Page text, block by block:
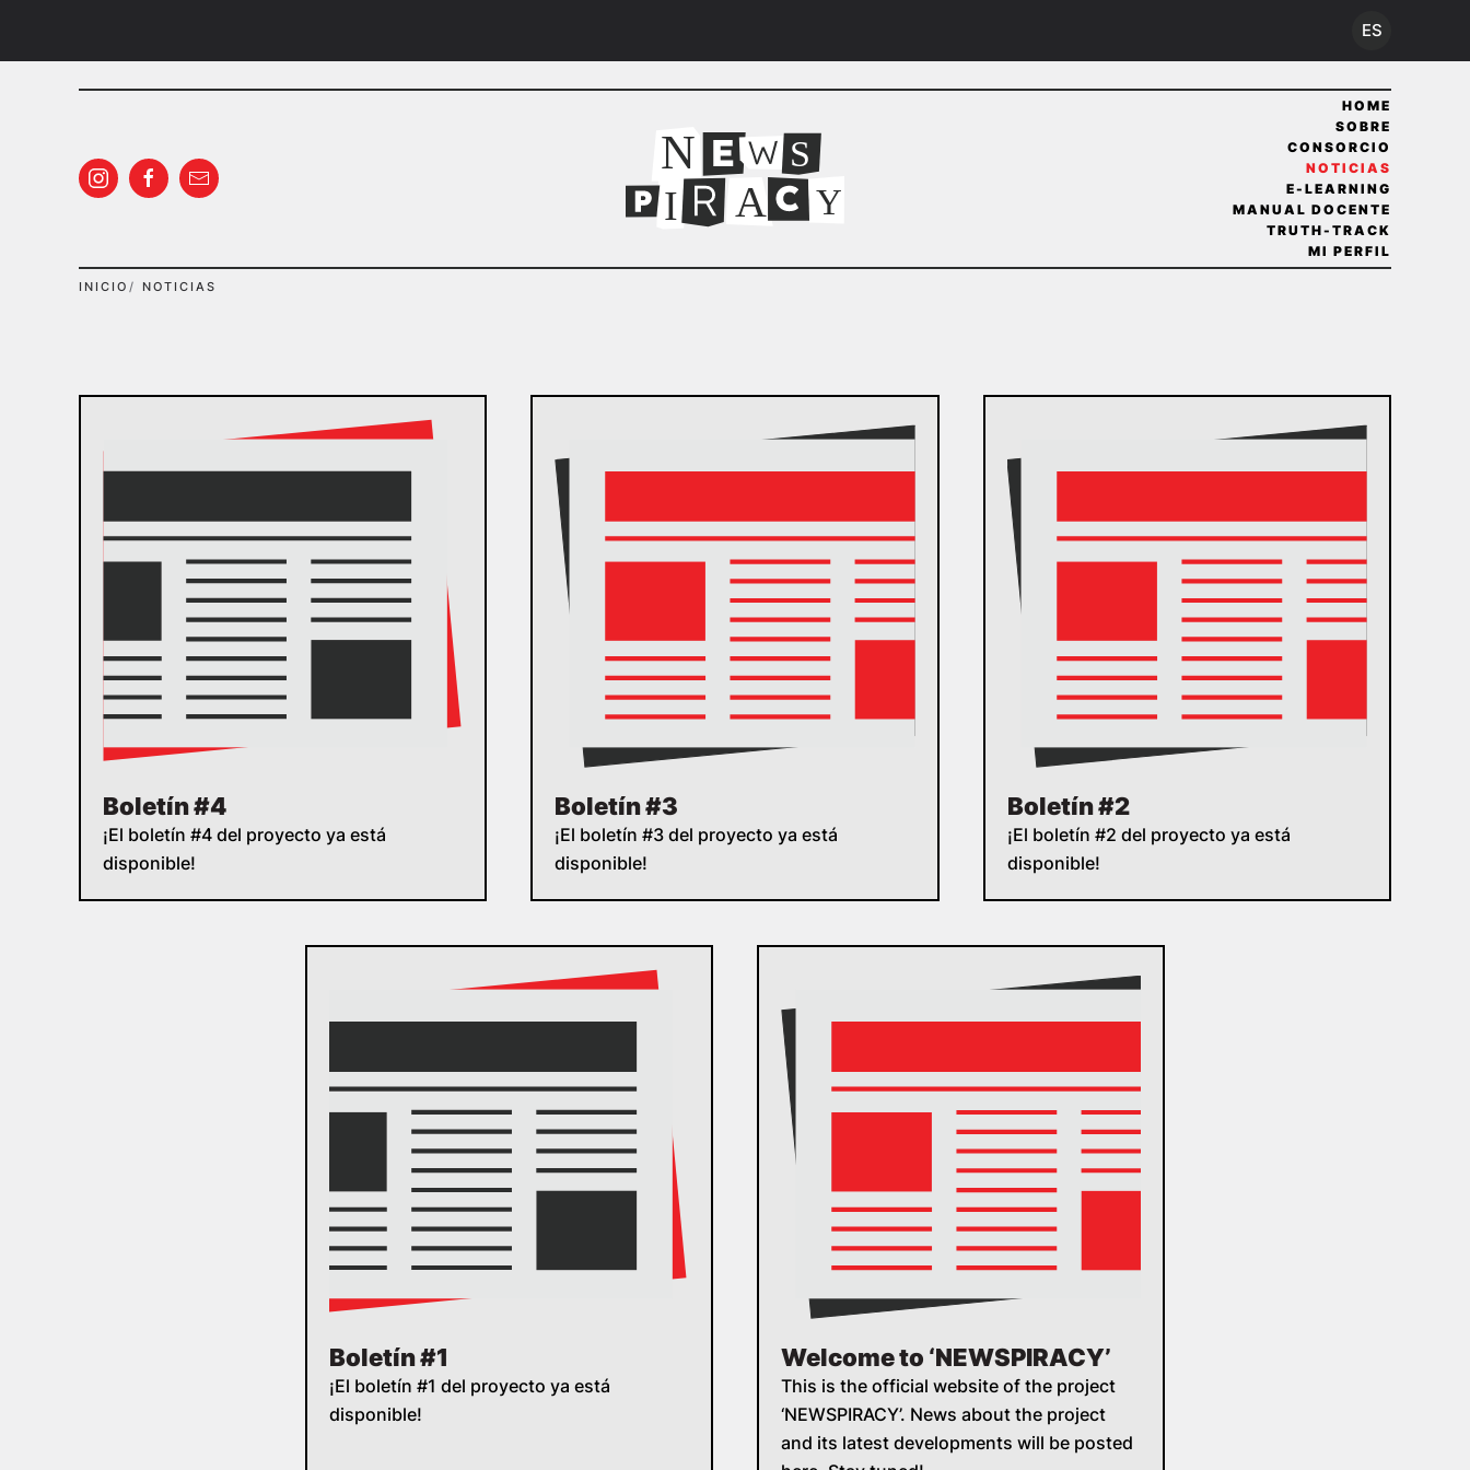
ES
N S
I A Y
HOME
SOBRE
CONSORCIO
NOTICIAS
E-LEARNING
MANUAL DOCENTE
TRUTH-TRACK
MI PERFIL
INICIO NOTICIAS
Boletín #4
¡El boletín #4 del proyecto ya está
disponible!
Boletín #3
¡El boletín #3 del proyecto ya está
disponible!
Boletín #2
¡El boletín #2 del proyecto ya está
disponible!
Boletín #1
¡El boletín #1 del proyecto ya está
disponible!
Welcome to ‘NEWSPIRACY’
This is the official website of the project
‘NEWSPIRACY’. News about the project
and its latest developments will be posted